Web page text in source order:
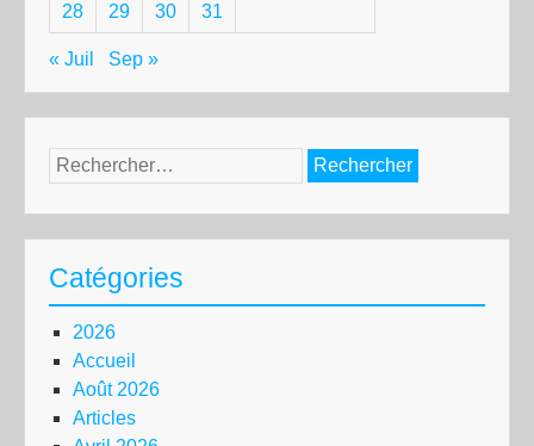
28 29 30 31
« Juil Sep »
Rechercher :
Catégories
2026
Accueil
Août 2026
Articles